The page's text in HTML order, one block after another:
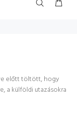
előtt töltött, hogy
a külföldi utazásokra